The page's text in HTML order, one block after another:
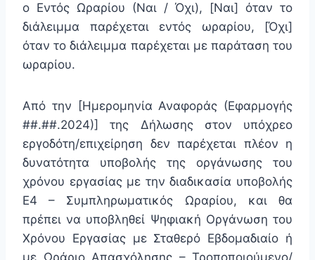
ο Εντός Ωραρίου (Ναι / Όχι), [Ναι] όταν το
διάλειμμα παρέχεται εντός ωραρίου, [Όχι]
όταν το διάλειμμα παρέχεται με παράταση του
ωραρίου.
Από την [Ημερομηνία Αναφοράς (Εφαρμογής
##.##.2024)] της Δήλωσης στον υπόχρεο
εργοδότη/επιχείρηση δεν παρέχεται πλέον η
δυνατότητα υποβολής της οργάνωσης του
χρόνου εργασίας με την διαδικασία υποβολής
Ε4 – Συμπληρωματικός Ωραρίου, και θα
πρέπει να υποβληθεί Ψηφιακή Οργάνωση του
Χρόνου Εργασίας με Σταθερό Εβδομαδιαίο ή